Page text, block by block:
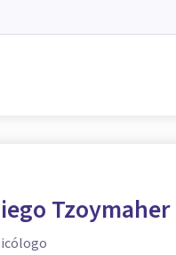
Tzoymaher